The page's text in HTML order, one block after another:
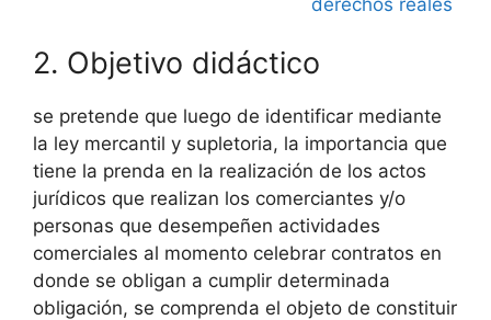
2. Objetivo didáctico
se pretende que luego de identificar mediante
la ley mercantil y supletoria, la importancia que
tiene la prenda en la realización de los actos
jurídicos que realizan los comerciantes y/o
personas que desempeñen actividades
comerciales al momento celebrar contratos en
donde se obligan a cumplir determinada
obligación, se comprenda el objeto de constituir